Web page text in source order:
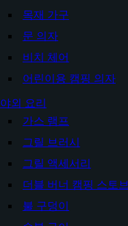
목재 가구
문 의자
비치 체어
어린이용 캠핑 의자
야외 요리
가스 램프
그릴 브러시
그릴 액세서리
더블 버너 캠핑 스토브
불 구덩이